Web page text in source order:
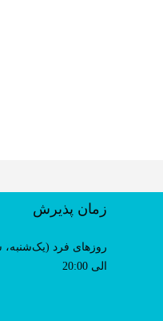
زمان پذیرش
الی 20:00